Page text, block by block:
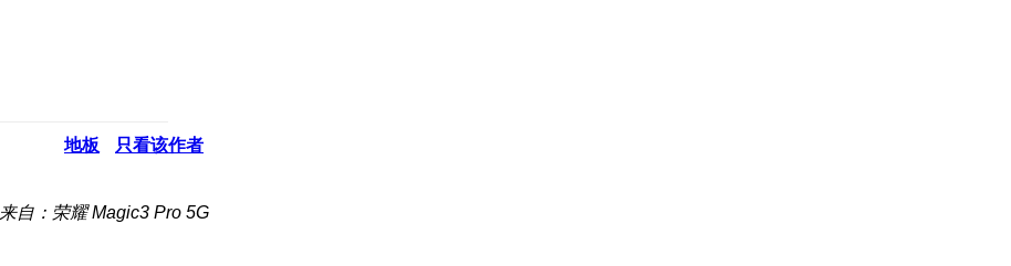
地板 只看该作者
来自：荣耀 Magic3 Pro 5G